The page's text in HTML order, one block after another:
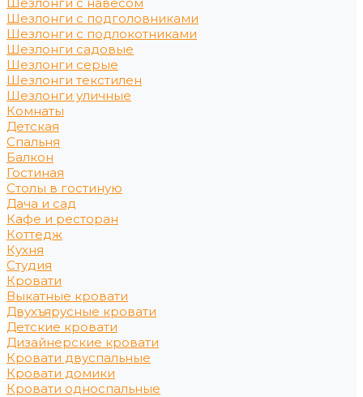
Шезлонги с подголовниками
Шезлонги с подлокотниками
Шезлонги садовые
Шезлонги серые
Шезлонги текстилен
Шезлонги уличные
Комнаты
Детская
Спальня
Балкон
Гостиная
Столы в гостиную
Дача и сад
Кафе и ресторан
Коттедж
Кухня
Студия
Кровати
Выкатные кровати
Двухъярусные кровати
Детские кровати
Дизайнерские кровати
Кровати двуспальные
Кровати домики
Кровати односпальные